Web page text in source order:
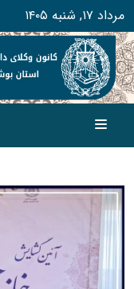
۱۴۰۵ مرداد ۱۷, شنبه